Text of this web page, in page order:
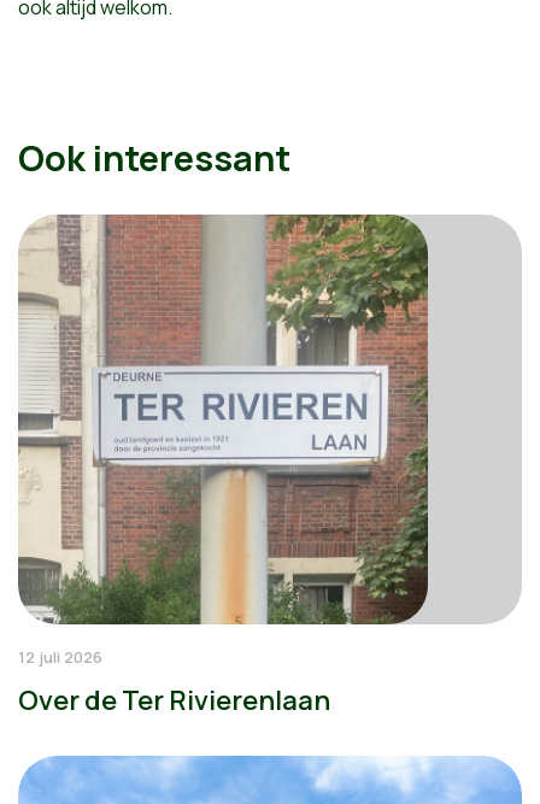
ook altijd welkom.
Ook interessant
12 juli 2026
Over de Ter Rivierenlaan